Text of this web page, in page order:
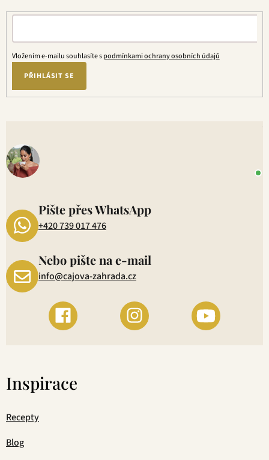
Vložením e-mailu souhlasíte spodmínkami ochrany osobních údajů
PŘIHLÁSIT SE
Pište přes WhatsApp
+420 739 017 476
Nebo pište na e-mail
info@cajova-zahrada.cz
Inspirace
Recepty
Blog